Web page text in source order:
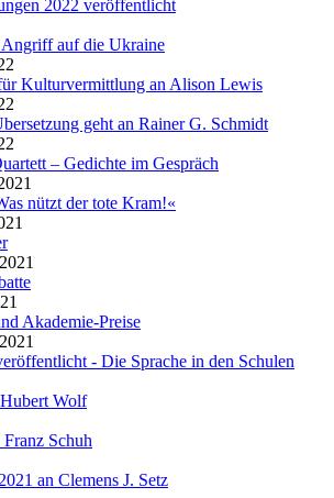
2022 veröffentlicht
auf die Ukraine
Kulturvermittlung an Alison Lewis
geht an Rainer G. Schmidt
– Gedichte im Gespräch
nützt der tote Kram!«
Akademie-Preise
- Die Sprache in den Schulen
Wolf
Schuh
an Clemens J. Setz